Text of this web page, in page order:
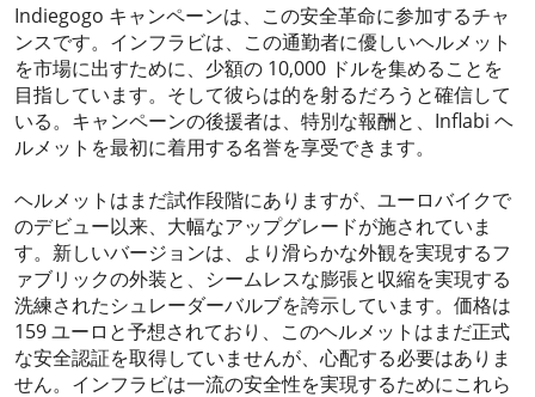
Indiegogo キャンペーンは、この安全革命に参加するチャ
ンスです。インフラビは、この通勤者に優しいヘルメット
を市場に出すために、少額の 10,000 ドルを集めることを
目指しています。そして彼らは的を射るだろうと確信して
いる。キャンペーンの後援者は、特別な報酬と、Inflabi ヘ
ルメットを最初に着用する名誉を享受できます。
ヘルメットはまだ試作段階にありますが、ユーロバイクで
のデビュー以来、大幅なアップグレードが施されていま
す。新しいバージョンは、より滑らかな外観を実現するフ
ァブリックの外装と、シームレスな膨張と収縮を実現する
洗練されたシュレーダーバルブを誇示しています。価格は
159 ユーロと予想されており、このヘルメットはまだ正式
な安全認証を取得していませんが、心配する必要はありま
せん。インフラビは一流の安全性を実現するためにこれら